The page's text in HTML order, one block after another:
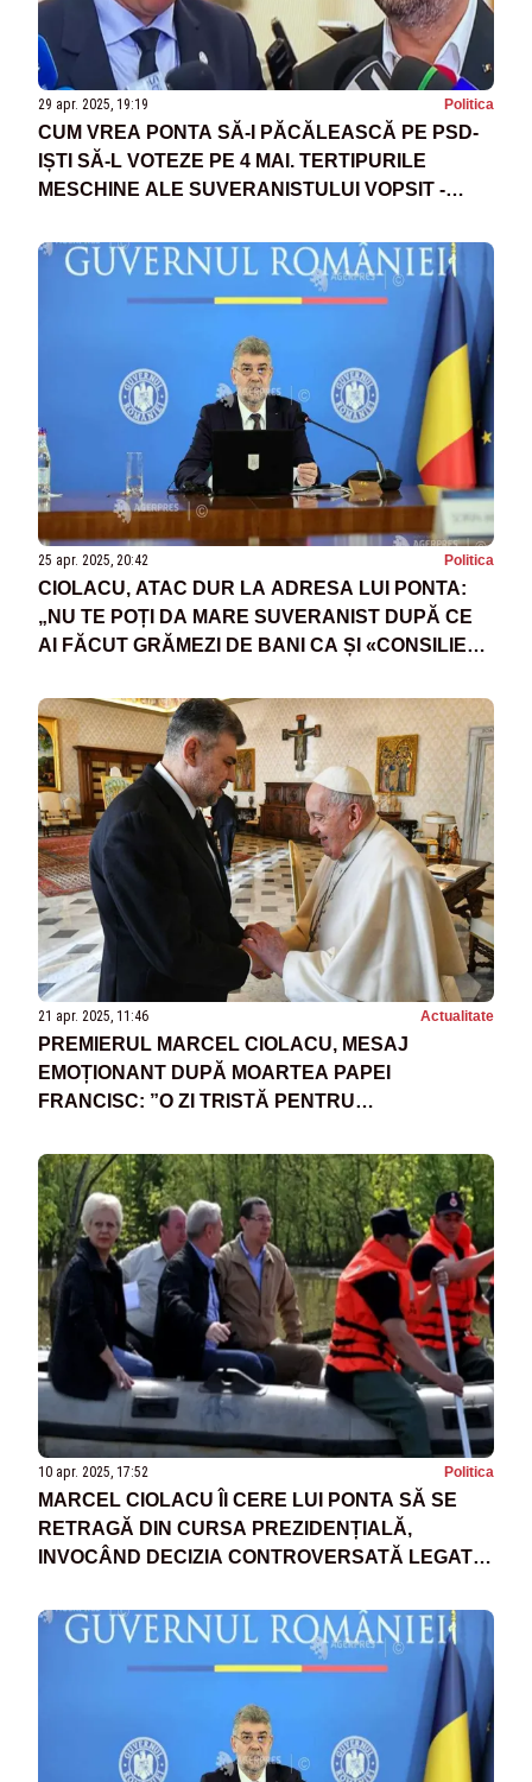
29 apr. 2025, 19:19 Politica
CUM VREA PONTA SĂ-I PĂCĂLEASCĂ PE PSD-
IȘTI SĂ-L VOTEZE PE 4 MAI. TERTIPURILE
MESCHINE ALE SUVERANISTULUI VOPSIT -
25 apr. 2025, 20:42 Politica
CIOLACU, ATAC DUR LA ADRESA LUI PONTA:
„NU TE POȚI DA MARE SUVERANIST DUPĂ CE
AI FĂCUT GRĂMEZI DE BANI CA ȘI «CONSILIER»
21 apr. 2025, 11:46 Actualitate
PREMIERUL MARCEL CIOLACU, MESAJ
EMOȚIONANT DUPĂ MOARTEA PAPEI
FRANCISC: ”O ZI TRISTĂ PENTRU
10 apr. 2025, 17:52 Politica
MARCEL CIOLACU ÎI CERE LUI PONTA SĂ SE
RETRAGĂ DIN CURSA PREZIDENȚIALĂ,
INVOCÂND DECIZIA CONTROVERSATĂ LEGATĂ